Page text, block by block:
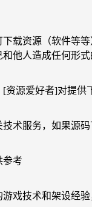
载资源（软件等
他人造成任何形式
资源爱好者]对提供
术服务，如果源
参考
戏技术和架设经